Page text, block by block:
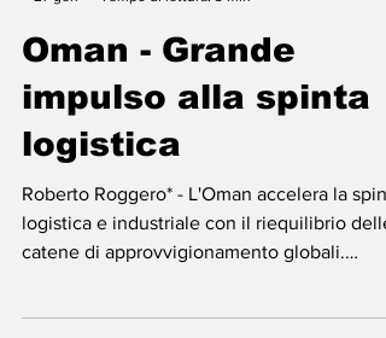
27 gen
Tempo di lettura: 3 min
Oman - Grande
impulso alla spinta
logistica